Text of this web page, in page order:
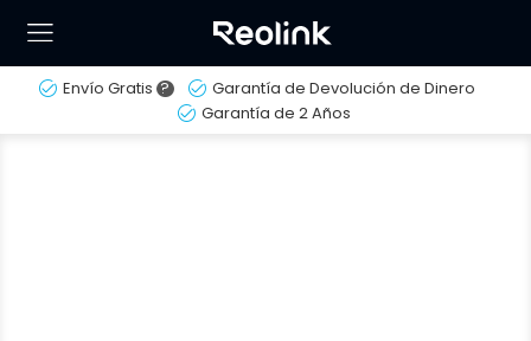
Envío Gratis ?
Garantía de Devolución de Dinero
Garantía de 2 Años